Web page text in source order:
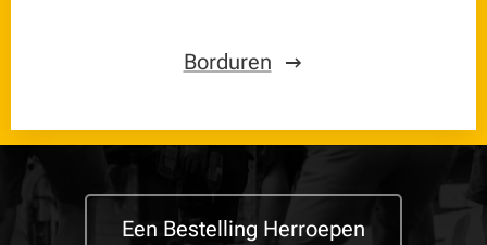
Borduren
Een Bestelling Herroepen